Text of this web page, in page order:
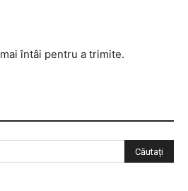
mai întâi pentru a trimite.